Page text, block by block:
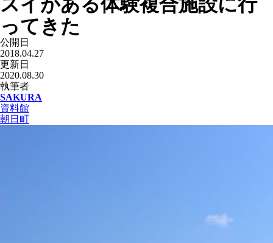
ってきた
公開日
2018.04.27
更新日
2020.08.30
執筆者
SAKURA
資料館
朝日町